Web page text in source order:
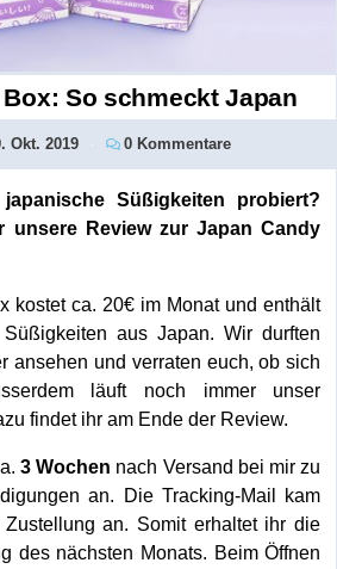
So schmeckt Japan
Okt. 2019 0 Kommentare
Süßigkeiten probiert?
unsere Review zur Japan Candy
kostet ca. 20€ im Monat und enthält
aus Japan. Wir durften
ansehen und verraten euch, ob sich
läuft noch immer unser
findet ihr am Ende der Review.
3 Wochen nach Versand bei mir zu
an. Die Tracking-Mail kam
an. Somit erhaltet ihr die
des nächsten Monats. Beim Öffnen